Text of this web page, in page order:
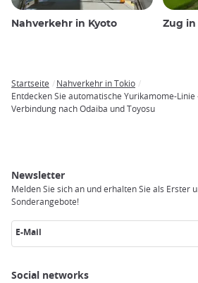
Nahverkehr in Kyoto Zug in
Breadcrumb
Startseite
Nahverkehr in Tokio
Entdecken Sie automatische Yurikamome-
Verbindung nach Odaiba und Toyosu
Newsletter
Melden Sie sich an und erhalten Sie als Erster
Sonderangebote!
E-Mail
Social networks